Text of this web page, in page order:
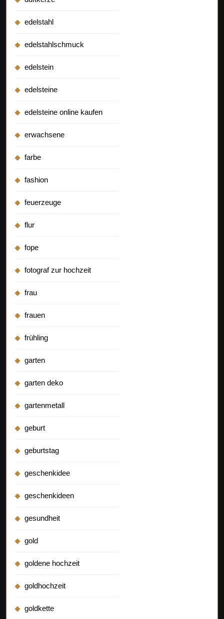
edelstahl
edelstahlschmuck
edelstein
edelsteine
edelsteine online kaufen
erwachsene
farbe
fashion
feuerzeuge
flur
fope
fotograf zur hochzeit
frau
frauen
frühling
garten
garten deko
gartenmetall
geburt
geburtstag
geschenkidee
geschenkideen
gesundheit
gold
goldene hochzeit
goldhochzeit
goldkette